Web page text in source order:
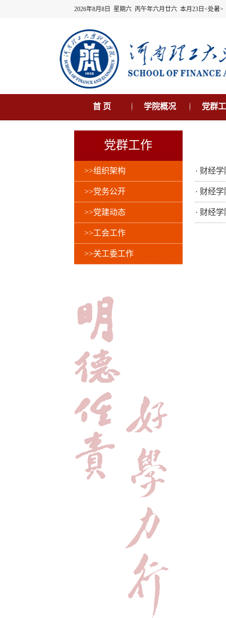
2026年8月8日 星期六 丙午年六月廿六 本月23日<处暑>
首 页 学院概况 党群
党群工作
>>组织架构
>>党务公开
>>党建动态
>>工会工作
>>关工委工作
· 财经
· 财经
· 财经